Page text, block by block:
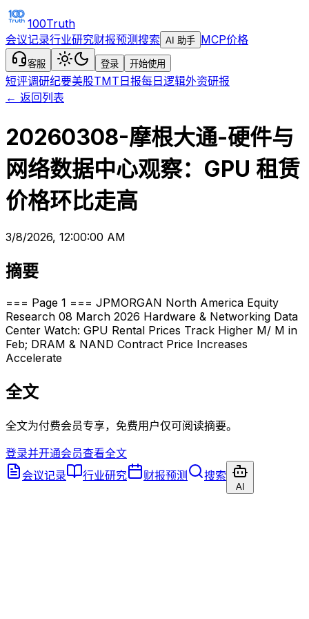
100Truth
会议记录行业研究财报预测搜索 AI 助手 MCP价格
客服 登录 开始使用
短评调研纪要美股TMT日报每日逻辑外资研报
← 返回列表
20260308-摩根大通-硬件与
网络数据中心观察：GPU 租赁
价格环比走高
3/8/2026, 12:00:00 AM
摘要
=== Page 1 === JPMORGAN North America Equity
Research 08 March 2026 Hardware & Networking Data
Center Watch: GPU Rental Prices Track Higher M/ M in
Feb; DRAM & NAND Contract Price Increases
Accelerate
全文
全文为付费会员专享，免费用户仅可阅读摘要。
登录并开通会员查看全文
会议记录
行业研究 财报预测 搜索
AI